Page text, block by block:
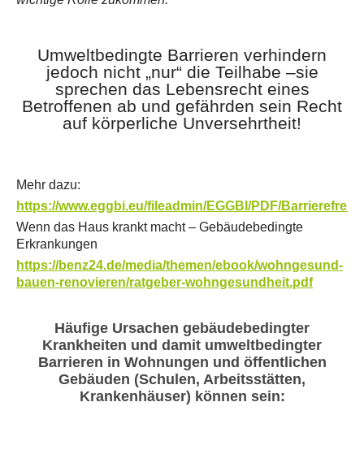
Umweltbedingte Barrieren verhindern
jedoch nicht „nur“ die Teilhabe –sie
sprechen das Lebensrecht eines
Betroffenen ab und gefährden sein Recht
auf körperliche Unversehrtheit!
Mehr dazu:
https://www.eggbi.eu/fileadmin/EGGBI/PDF/
Wenn das Haus krankt macht – Gebäudebedingte
Erkrankungen
https://benz24.de/media/themen/ebook/wohngesund-
bauen-renovieren/ratgeber-wohngesundheit.pdf
Häufige Ursachen gebäudebedingter
Krankheiten und damit umweltbedingter
Barrieren in Wohnungen und öffentlichen
Gebäuden (Schulen, Arbeitsstätten,
Krankenhäuser) können sein: